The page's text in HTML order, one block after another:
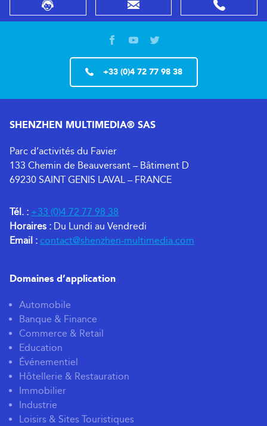
+33 (0)4 72 77 98 38
SHENZHEN MULTIMEDIA® SAS
Parc d’activités du Favier
133 Chemin de Beauversant – Bâtiment D
69230 SAINT GENIS LAVAL – FRANCE
Tél. : +33 (0)4 72 77 98 38
Horaires : Du Lundi au Vendredi
Email : contact@shenzhen-multimedia.com
Domaines d’application
Automobile
Banque & Finance
Commerce & Retail
Education
Événementiel
Hôtellerie & Restauration
Immobilier
Industrie
Loisirs & Sites Touristiques